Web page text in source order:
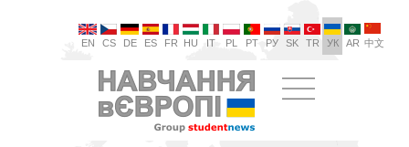
EN CS DE ES FR HU IT PL PT РУ SK TR УК AR 中文